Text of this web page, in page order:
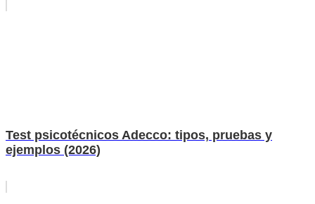
Test psicotécnicos Adecco: tipos, pruebas y
ejemplos (2026)